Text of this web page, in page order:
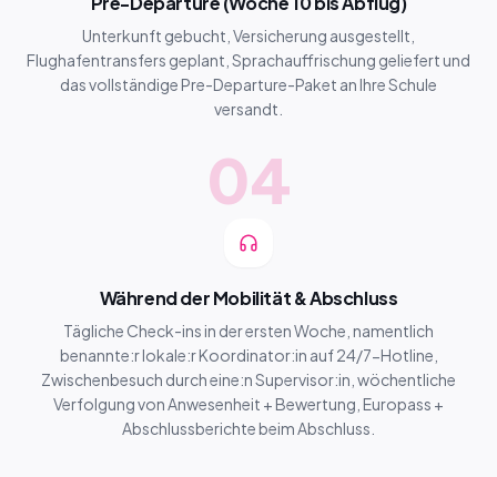
Unterkunft gebucht, Versicherung ausgestellt,
Flughafentransfers geplant, Sprachauffrischung geliefert und
das vollständige Pre-Departure-Paket an Ihre Schule
versandt.
04
Während der Mobilität & Abschluss
Tägliche Check-ins in der ersten Woche, namentlich
benannte:r lokale:r Koordinator:in auf 24/7-Hotline,
Zwischenbesuch durch eine:n Supervisor:in, wöchentliche
Verfolgung von Anwesenheit + Bewertung, Europass +
Abschlussberichte beim Abschluss.